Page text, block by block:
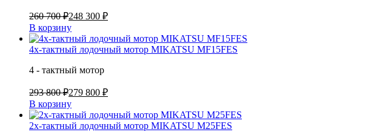
260 700 ₽248 300 ₽
В корзину
4х-тактный лодочный мотор MIKATSU MF15FES
4 - тактный мотор
293 800 ₽279 800 ₽
В корзину
2х-тактный лодочный мотор MIKATSU M25FES